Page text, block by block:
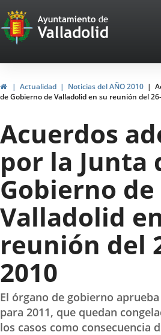
Portal
Web
del
Ayuntamiento
de
Valladolid
InicioActualidad Noticias del AÑO 2010
de Gobierno de Valladolid en su reunión del
Acuerdos
por la Junta
Gobierno de
Valladolid
reunión del
2010
El órgano de gobierno
para 2011, que quedan
los casos como consecuencia